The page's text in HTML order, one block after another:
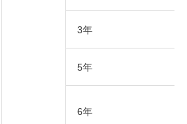
3年
5年
6年